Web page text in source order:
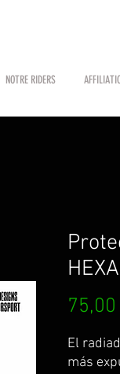
NOTRE RIDERS
75,00
El
más